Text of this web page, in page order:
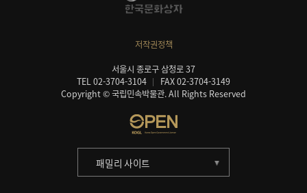
저작권정책
서울시 종로구 삼청로 37
TEL 02-3704-3104
FAX 02-3704-3149
Copyright © 국립민속박물관. All Rights Reserved
패밀리 사이트